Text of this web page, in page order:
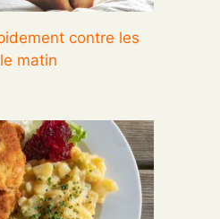
contre les
matin